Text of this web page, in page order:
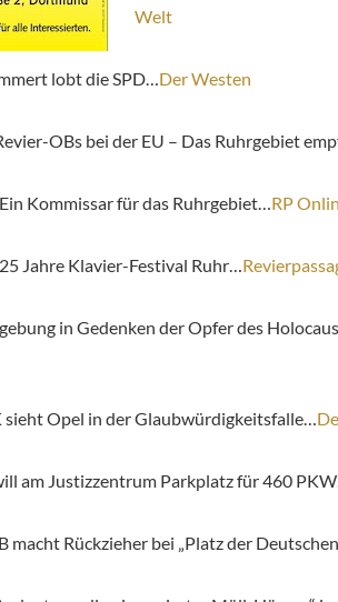
Welt
lobt die SPD… Der Westen
OBs bei der EU – Das Ruhrgebiet
Ein Kommissar für das Ruhrgebiet… RP
25 Jahre Klavier-Festival Ruhr…
in Gedenken der Opfer des
sieht Opel in der Glaubwürdigkeitsfalle…
am Justizzentrum Parkplatz für 460
macht Rückzieher bei „Platz der